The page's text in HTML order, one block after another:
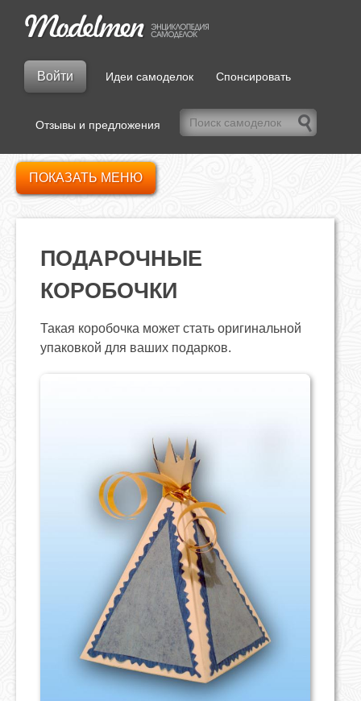
Войти Идеи самоделок Спонсировать
Отзывы и предложения
ПОДАРОЧНЫЕ
КОРОБОЧКИ
Такая коробочка может стать оригинальной
упаковкой для ваших подарков.
ПОКАЗАТЬ МЕНЮ